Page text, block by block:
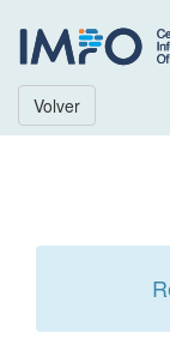
Volver